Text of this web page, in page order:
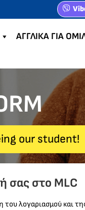
ΑΓΓΛΙΚΑ ΓΙΑ
our student!
σας στο MLC
του λογαριασμού και